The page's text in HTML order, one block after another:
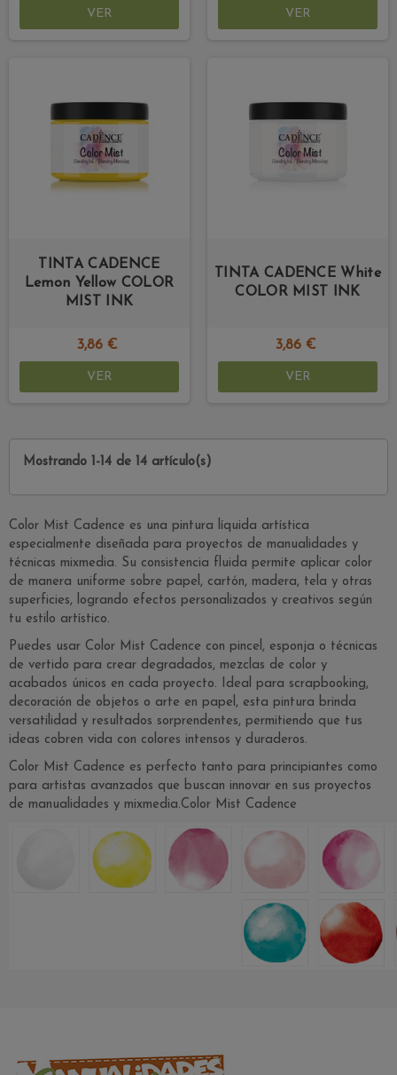
VER VER
TINTA CADENCE
Lemon Yellow COLOR
MIST INK
3,86 €
VER
TINTA CADENCE White
COLOR MIST INK
3,86 €
VER
Mostrando 1-14 de 14 artículo(s)
Color Mist Cadence es una pintura líquida artística
especialmente diseñada para proyectos de manualidades y
técnicas mixmedia. Su consistencia fluida permite aplicar color
de manera uniforme sobre papel, cartón, madera, tela y otras
superficies, logrando efectos personalizados y creativos según
tu estilo artístico.
Puedes usar Color Mist Cadence con pincel, esponja o técnicas
de vertido para crear degradados, mezclas de color y
acabados únicos en cada proyecto. Ideal para scrapbooking,
decoración de objetos o arte en papel, esta pintura brinda
versatilidad y resultados sorprendentes, permitiendo que tus
ideas cobren vida con colores intensos y duraderos.
Color Mist Cadence es perfecto tanto para principiantes como
para artistas avanzados que buscan innovar en sus proyectos
de manualidades y mixmedia.Color Mist Cadence